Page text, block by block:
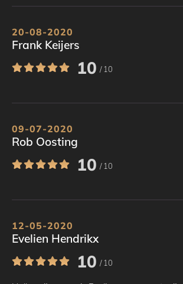
20-08-2020
Frank Keijers
10 / 10
09-07-2020
Rob Oosting
10 / 10
12-05-2020
Evelien Hendrikx
10 / 10